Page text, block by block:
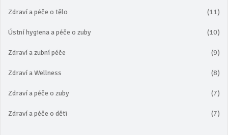
Zdraví a péče o tělo (11)
Ústní hygiena a péče o zuby (10)
Zdraví a zubní péče (9)
Zdraví a Wellness (8)
Zdraví a péče o zuby (7)
Zdraví a péče o děti (7)